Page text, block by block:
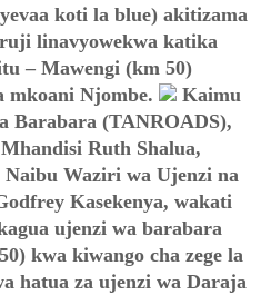
koti la blue) akitizama
linavyowekwa katika
– Mawengi (km 50)
mkoani Njombe.
Kaimu
Barabara (TANROADS),
Ruth Shalua,
Waziri wa Ujenzi na
Kasekenya, wakati
ujenzi wa barabara
kwa kiwango cha zege la
hatua za ujenzi wa Daraja